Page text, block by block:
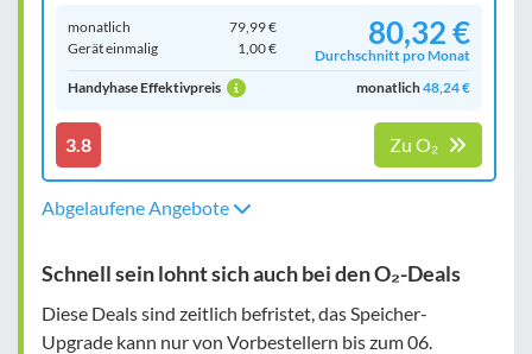
monatlich
79,99 €
Gerät einmalig
1,00 € 80,32 €
Durchschnitt pro Monat
Handyhase Effektivpreis
monatlich48,24 €
3.8 Zu O₂
Abgelaufene Angebote
Schnell sein lohnt sich auch bei den O₂-Deals
Diese Deals sind zeitlich befristet, das Speicher-
Upgrade kann nur von Vorbestellern bis zum 06.